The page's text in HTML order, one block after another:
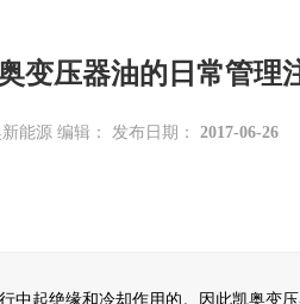
变压器油的日常管理
能源 编辑： 发布日期： 2017-06-26
中起绝缘和冷却作用的。因此凯奥变